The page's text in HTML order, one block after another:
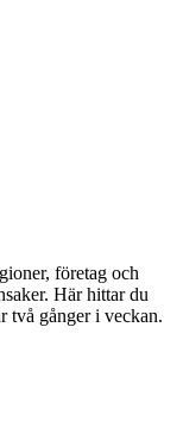
företag och
Här hittar du
två gånger i veckan.